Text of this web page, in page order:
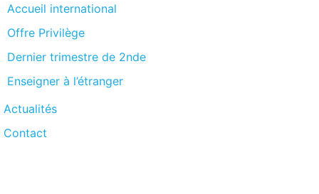
Accueil international
Offre Privilège
Dernier trimestre de 2nde
Enseigner à l’étranger
Actualités
Contact